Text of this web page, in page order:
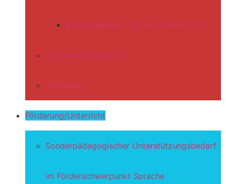
Beratungstage- Tag der offenen Tür
Kooperationspartner
Download
Förderung/Unterricht
Sonderpädagogischer Unterstützungsbedarf
im Förderschwerpunkt Sprache